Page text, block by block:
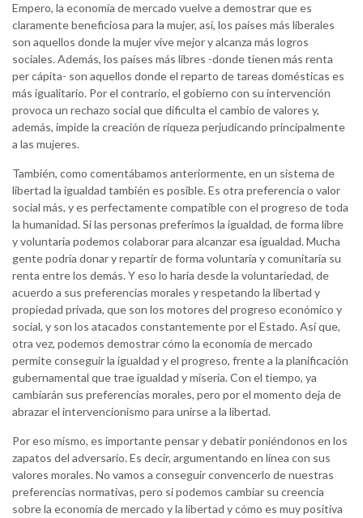
Empero, la economía de mercado vuelve a demostrar que es
claramente beneficiosa para la mujer, así, los países más liberales
son aquellos donde la mujer vive mejor y alcanza más logros
sociales. Además, los países más libres -donde tienen más renta
per cápita- son aquellos donde el reparto de tareas domésticas es
más igualitario. Por el contrario, el gobierno con su intervención
provoca un rechazo social que dificulta el cambio de valores y,
además, impide la creación de riqueza perjudicando principalmente
a las mujeres.
También, como comentábamos anteriormente, en un sistema de
libertad la igualdad también es posible. Es otra preferencia o valor
social más, y es perfectamente compatible con el progreso de toda
la humanidad. Si las personas preferimos la igualdad, de forma libre
y voluntaria podemos colaborar para alcanzar esa igualdad. Mucha
gente podría donar y repartir de forma voluntaria y comunitaria su
renta entre los demás. Y eso lo haría desde la voluntariedad, de
acuerdo a sus preferencias morales y respetando la libertad y
propiedad privada, que son los motores del progreso económico y
social, y son los atacados constantemente por el Estado. Así que,
otra vez, podemos demostrar cómo la economía de mercado
permite conseguir la igualdad y el progreso, frente a la planificación
gubernamental que trae igualdad y miseria. Con el tiempo, ya
cambiarán sus preferencias morales, pero por el momento deja de
abrazar el intervencionismo para unirse a la libertad.
Por eso mismo, es importante pensar y debatir poniéndonos en los
zapatos del adversario. Es decir, argumentando en línea con sus
valores morales. No vamos a conseguir convencerlo de nuestras
preferencias normativas, pero si podemos cambiar su creencia
sobre la economía de mercado y la libertad y cómo es muy positiva